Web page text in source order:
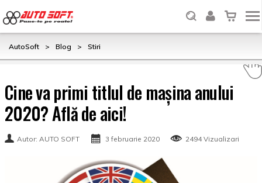
AutoSoft > Blog > Stiri
Cine va primi titlul de mașina anului
2020? Află de aici!
Autor: AUTO SOFT 3 februarie 2020 2494 Vizualizari